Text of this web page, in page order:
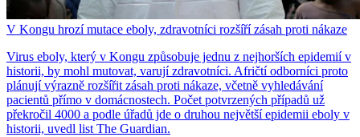
V Kongu hrozí mutace eboly, zdravotníci rozšíří zásah proti nákaze
Virus eboly, který v Kongu způsobuje jednu z nejhorších epidemií v
historii, by mohl mutovat, varují zdravotníci. Afričtí odborníci proto
plánují výrazně rozšířit zásah proti nákaze, včetně vyhledávání
pacientů přímo v domácnostech. Počet potvrzených případů už
překročil 4000 a podle úřadů jde o druhou největší epidemii eboly v
historii, uvedl list The Guardian.